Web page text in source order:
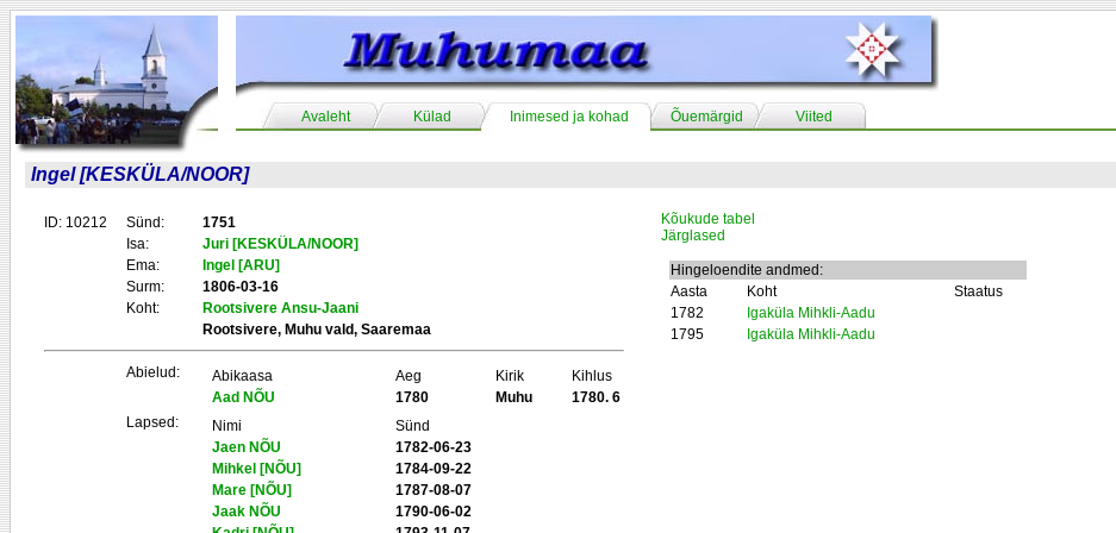
Avaleht Külad Inimesed ja kohad Õuemärgid Viited
Ingel [KESKÜLA/NOOR]
ID: 10212 Sünd:
1751
Isa:
Juri [KESKÜLA/NOOR]
Ema:
Ingel [ARU]
Surm:
1806-03-16
Koht:
Rootsivere Ansu-Jaani
Rootsivere, Muhu vald, Saaremaa
Abielud: Abikaasa Aeg Kirik
Kihlus
Aad NÕU
1780 Muhu
1780. 6
Lapsed:
Nimi
Sünd
Jaen NÕU
1782-06-23
Mihkel [NÕU]
1784-09-22
Mare [NÕU]
1787-08-07
Jaak NÕU
1790-06-02
Kõukude tabel
Järglased
Hingeloendite andmed:
Aasta
Koht
Staatus
1782
Igaküla Mihkli-Aadu
1795
Igaküla Mihkli-Aadu